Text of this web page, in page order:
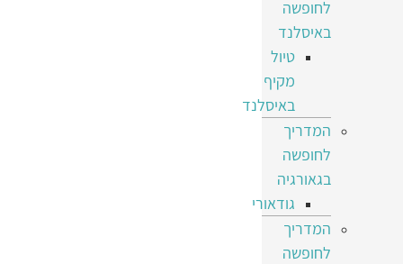
לחופשה
באיסלנד
טיול
מקיף
באיסלנד
המדריך
לחופשה
בגאורגיה
גודאורי
המדריך
לחופשה